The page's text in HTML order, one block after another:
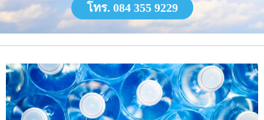
โทร. 084 355 9229